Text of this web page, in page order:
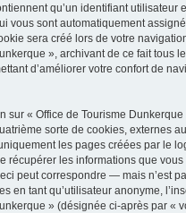
qu’un identifiant utilisateur
vous sont automatiquement
sera créé lors de votre
», archivant de ce fait tous
d’améliorer votre confort de
sur « Office de Tourisme
sorte de cookies, externes
les pages créées par le
récupérer les informations que
peut correspondre — mais n’est
en tant qu’utilisateur anonyme,
» (désignée ci-après par «